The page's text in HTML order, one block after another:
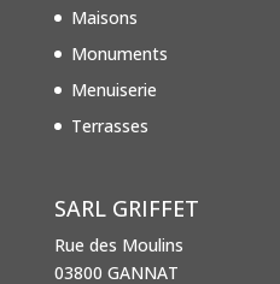
Maisons
Monuments
Menuiserie
Terrasses
SARL GRIFFET
Rue des Moulins
03800 GANNAT